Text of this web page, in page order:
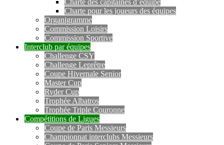
Charte des capitaines d’équipe
Charte pour les joueurs des équipes
Organigramme
Commission Loisirs
Commission Sportive
Interclub par équipes
Challenge CSY
Challenge Leprêtre
Coupe Hivernale Senior
Master Cup
Ryder Cup
Trophée Albatros
Trophée Triple Couronne
Compétitions de Ligues
Coupe de Paris Messieurs
Championnat interclubs Messieurs